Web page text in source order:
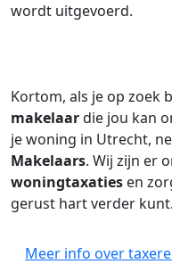
wordt uitgevoerd.
Kortom, als je op zoek
makelaardie jou kan
je woning in Utrecht,
Makelaars. Wij zijn er
woningtaxaties en
gerust hart verder kunt.
Meer info over